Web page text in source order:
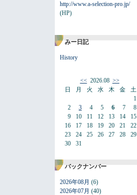
http://www.a-selection-pro.jp/
(HP)
みー日記
History
<<2026.08 >>
日
2
9
16
23
30
月
3
10
17
24
31
火
4
11
18
25
水
5
12
19
26
木
6
13
20
27
金
7
14
21
28
土
1
8
15
22
29
バックナンバー
2026年08月 (6)
2026年07月 (40)